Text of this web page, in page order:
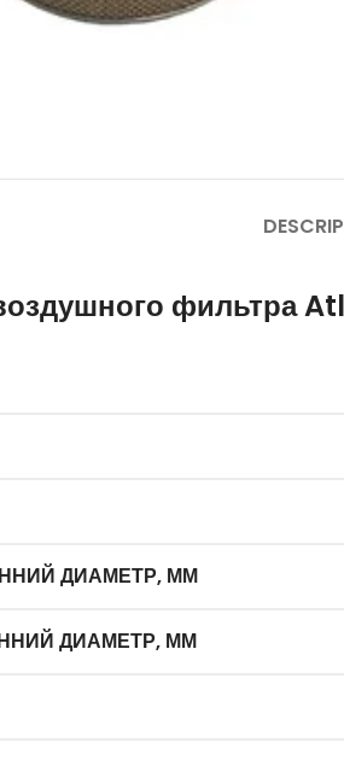
фильтра
ДИАМЕТР, ММ
ДИАМЕТР, ММ